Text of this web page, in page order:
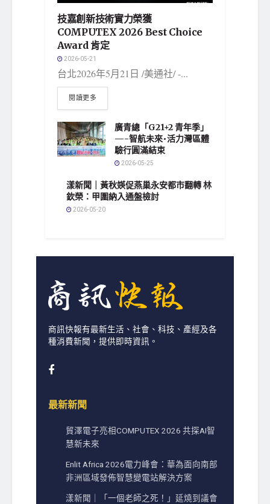
技嘉創新技術實力榮獲
COMPUTEX 2026 Best Choice
Award 肯定
2026-05-21
台北2026年5月21日 /美通社/ -...
閱讀更多
廣青總「G21+2 青年季」
—-智航未來•活力灣區體
驗行圓滿結束
2026-05-25
漾新聞｜黃秋媖促燕巢永安都市翻轉 林
欽榮：甲圍納入通盤檢討
2026-05-20
商訊快報有最新生活、社會、科技、產經及各
種消費新聞，提供即時資訊。
最新新聞
貿澤電子亮相COMPUTEX 2026 共探AI智
慧新未來
Enlit Africa 2026電力峰會：華為面向南部
非洲區域發佈智慧變電站解決方案
漾新聞｜「一個老師之死！」延燒到議會